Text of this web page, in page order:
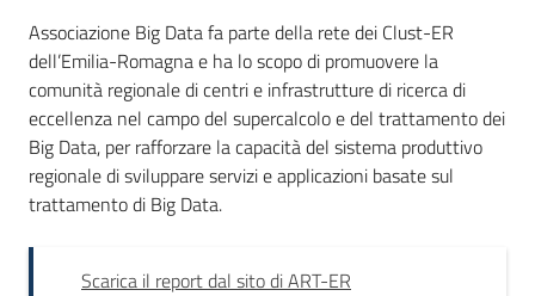
Associazione Big Data fa parte della rete dei Clust-ER
dell’Emilia-Romagna e ha lo scopo di promuovere la
comunità regionale di centri e infrastrutture di ricerca di
eccellenza nel campo del supercalcolo e del trattamento dei
Big Data, per rafforzare la capacità del sistema produttivo
regionale di sviluppare servizi e applicazioni basate sul
trattamento di Big Data.
Scarica il report dal sito di ART-ER